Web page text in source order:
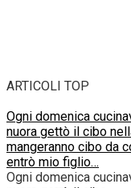
ARTICOLI TOP
Ogni domenica
nuora gettò il cibo
mangeranno cibo da
entrò mio figlio…
Ogni domenica